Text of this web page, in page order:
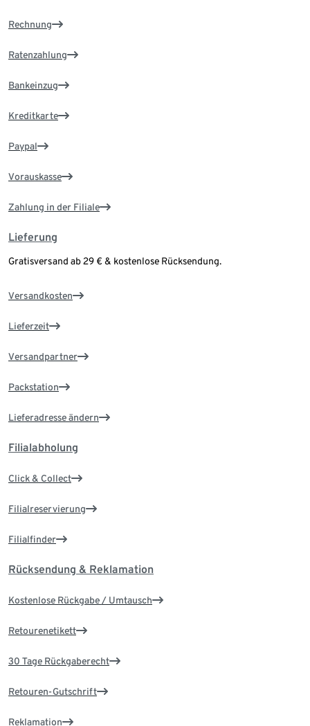
Rechnung
Ratenzahlung
Bankeinzug
Kreditkarte
Paypal
Vorauskasse
Zahlung in der Filiale
Lieferung
Gratisversand ab 29 € & kostenlose Rücksendung.
Versandkosten
Lieferzeit
Versandpartner
Packstation
Lieferadresse ändern
Filialabholung
Click & Collect
Filialreservierung
Filialfinder
Rücksendung & Reklamation
Kostenlose Rückgabe / Umtausch
Retourenetikett
30 Tage Rückgaberecht
Retouren-Gutschrift
Reklamation